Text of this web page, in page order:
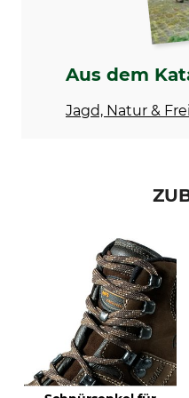
Schuhgröße (EU)
Aus dem
Jagd, Natur &